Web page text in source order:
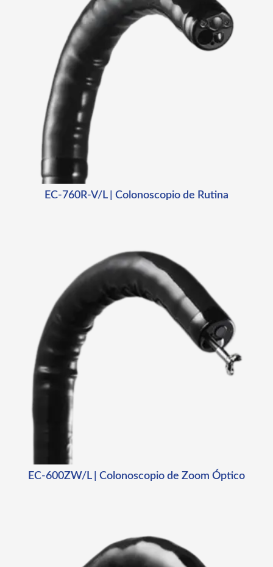
EC-760R-V/L | Colonoscopio de Rutina
EC-600ZW/L | Colonoscopio de Zoom Óptico